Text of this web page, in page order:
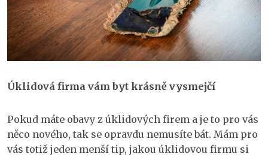
Úklidová firma vám byt krásně vysmejčí
Pokud máte obavy z úklidových firem a je to pro vás
něco nového, tak se opravdu nemusíte bát. Mám pro
vás totiž jeden menší tip, jakou úklidovou firmu si